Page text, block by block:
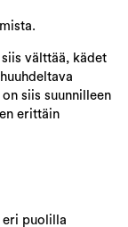
välttää, kädet
siis suunnilleen
erittäin
eri puolilla